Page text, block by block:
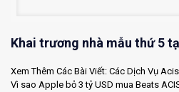
Khai trương nhà mẫu thứ 5
Xem Thêm Các Bài Viết: Các Dịch Vụ
Vì sao Apple bỏ 3 tỷ USD mua Beats